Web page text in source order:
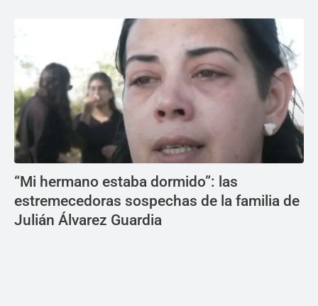
“Mi hermano estaba dormido”: las
estremecedoras sospechas de la familia de
Julián Álvarez Guardia